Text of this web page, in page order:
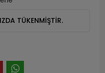
TÜKENMİŞTİR.